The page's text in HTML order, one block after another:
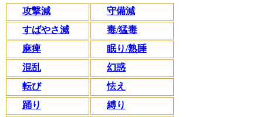
攻撃減
守備減
すばやさ減
毒/猛毒
麻痺
眠り/熟睡
混乱
幻惑
転び
怯え
踊り
縛り